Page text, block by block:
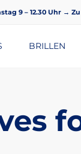
9 – 12.30 Uhr →
BRILLEN